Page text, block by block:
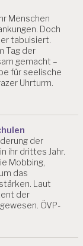
Menschen
Doch
tabuisiert.
Tag der
gemacht –
für seelische
Uhrturm.
der
ihr drittes Jahr.
Mobbing,
das
Laut
der
ÖVP-